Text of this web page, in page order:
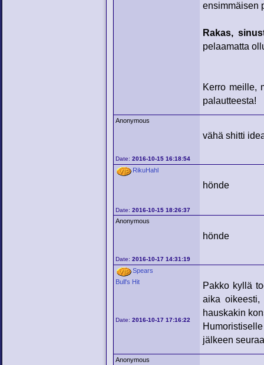
ensimmäisen
Rakas,
pelaamatta
Kerro meille,
palautteesta!
Anonymous
Date:2016-10-15 16:18:54
vähä shitti
RikuHahl
Date:2016-10-15 18:26:37
hönde
Anonymous
Date:2016-10-17 14:31:19
hönde
Spears
Bull's Hit
Date:2016-10-17 17:16:22
Pakko kyllä
aika
hauskakin
jälkeen
Anonymous